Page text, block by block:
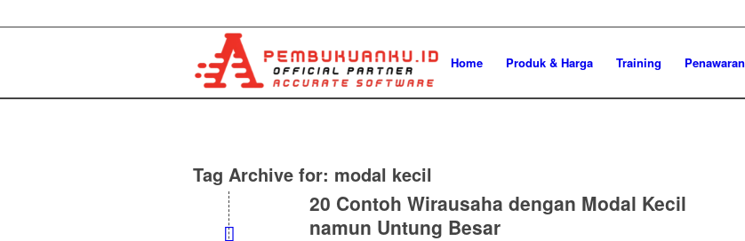
Home Produk & Harga Training Penawaran
Tag Archive for: modal kecil
20 Contoh Wirausaha dengan Modal Kecil
namun Untung Besar